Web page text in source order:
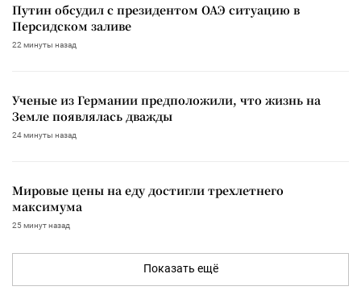
Путин обсудил с президентом ОАЭ ситуацию в
Персидском заливе
22 минуты назад
Ученые из Германии предположили, что жизнь на
Земле появлялась дважды
24 минуты назад
Мировые цены на еду достигли трехлетнего
максимума
25 минут назад
Показать ещё